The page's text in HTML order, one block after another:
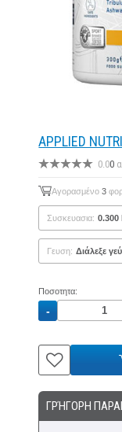
APPLIED
0.00
Αγορασμένο3
Συσκευασια:
Γευση:
Ποσοτητα:
ΓΡΉΓΟΡΗ